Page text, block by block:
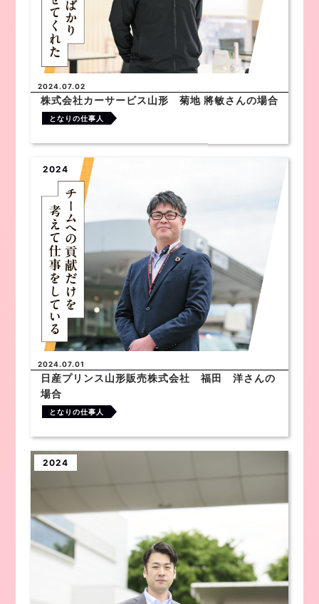
2024.07.02
株式会社カーサービス山形 菊地 將敏さんの場合
となりの仕事人
2024
2024.07.01
日産プリンス山形販売株式会社 福田 洋さんの
場合
となりの仕事人
2024